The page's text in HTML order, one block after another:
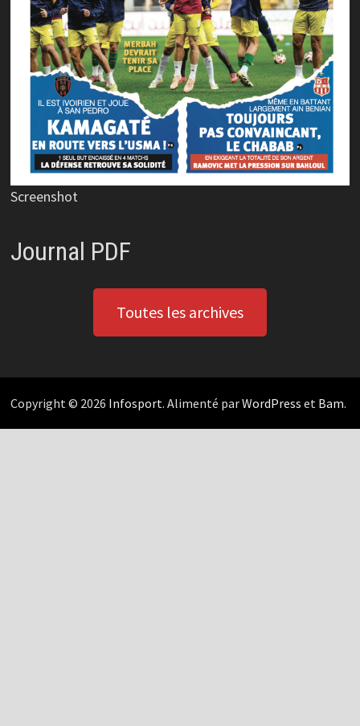
Screenshot
Journal PDF
Toutes les archives
Copyright © 2026 Infosport. Alimenté parWordPress et Bam.